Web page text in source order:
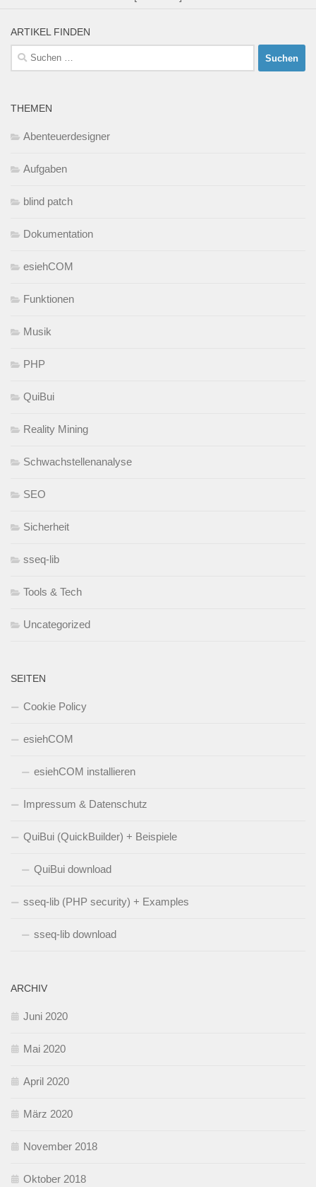
ARTIKEL FINDEN
Suchen
nach:
THEMEN
Abenteuerdesigner
Aufgaben
blind patch
Dokumentation
esiehCOM
Funktionen
Musik
PHP
QuiBui
Reality Mining
Schwachstellenanalyse
SEO
Sicherheit
sseq-lib
Tools & Tech
Uncategorized
SEITEN
Cookie Policy
esiehCOM
esiehCOM installieren
Impressum & Datenschutz
QuiBui (QuickBuilder) + Beispiele
QuiBui download
sseq-lib (PHP security) + Examples
sseq-lib download
ARCHIV
Juni 2020
Mai 2020
April 2020
März 2020
November 2018
Oktober 2018